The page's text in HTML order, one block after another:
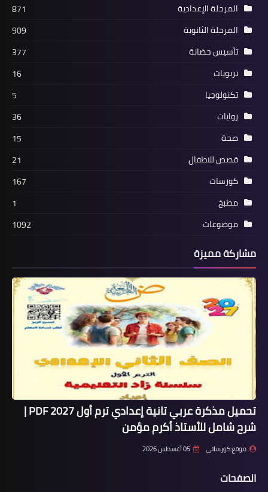
المرحلة الإعدادية
871
المرحلة الثانوية
909
تأسيس حضانة
377
تربويات
16
تكنولوجيا
5
روايات
36
صحة
15
قصص للاطفال
21
كورسات
167
مطبخ
1
موضوعات
1092
مشاركة مميزة
تحميل مذكرة عربي تانية إعدادي ترم أول 2027 PDF |
شرح شامل للأستاذ أكرم مؤمن
موقع كورساتي 05 أغسطس 2026
الصفحات